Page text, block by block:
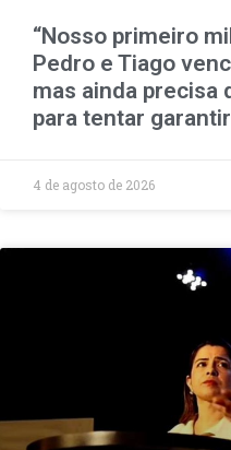
“Nosso primeiro
Pedro e Tiago
mas ainda precisa
para tentar
4 de agosto de 2026